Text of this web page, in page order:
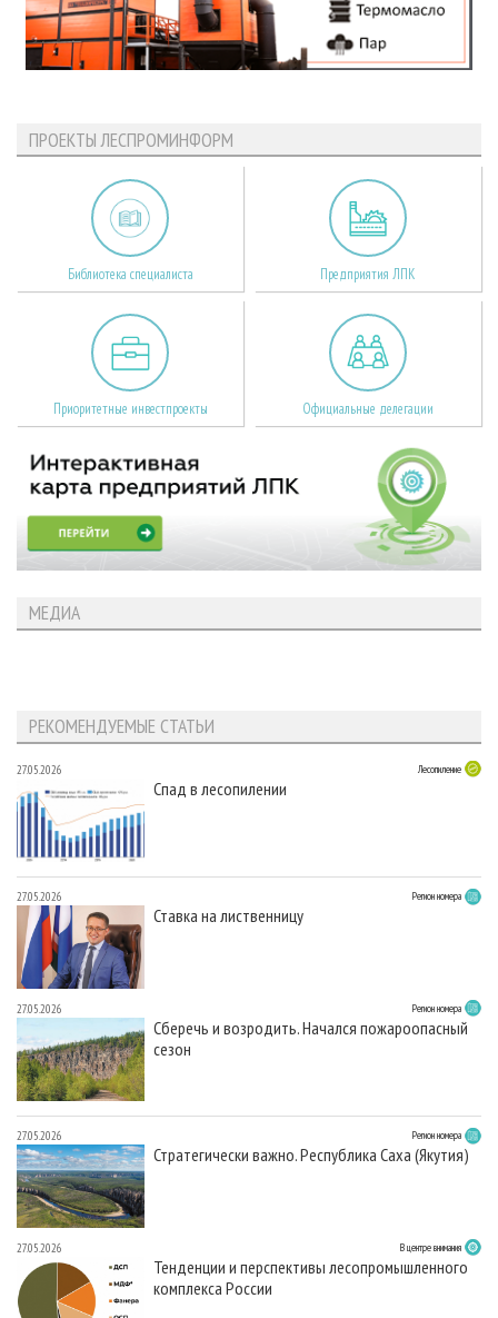
ПРОЕКТЫ ЛЕСПРОМИНФОРМ
Библиотека специалиста Предприятия ЛПК
Приоритетные инвестпроекты Официальные делегации
МЕДИА
РЕКОМЕНДУЕМЫЕ СТАТЬИ
27.05.2026 Лесопиление
Спад в лесопилении
27.05.2026 Регион номера
Ставка на лиственницу
27.05.2026 Регион номера
Сберечь и возродить. Начался пожароопасный
сезон
27.05.2026 Регион номера
Стратегически важно. Республика Саха (Якутия)
27.05.2026 В центре внимания
Тенденции и перспективы лесопромышленного
комплекса России